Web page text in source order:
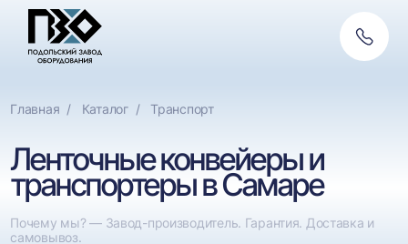
связь
Главная Каталог Транспорт
Ленточные конвейеры и
транспортеры в Самаре
Почему мы? — Завод-производитель. Гарантия. Доставка и
самовывоз.
Фильтры
конвейера
Горизонтальный
Наклонный